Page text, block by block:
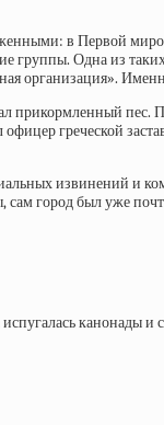
в Первой
группы. Одна из
организация».
прикормленный пес.
греческой
извинений и
город был уже
канонады и